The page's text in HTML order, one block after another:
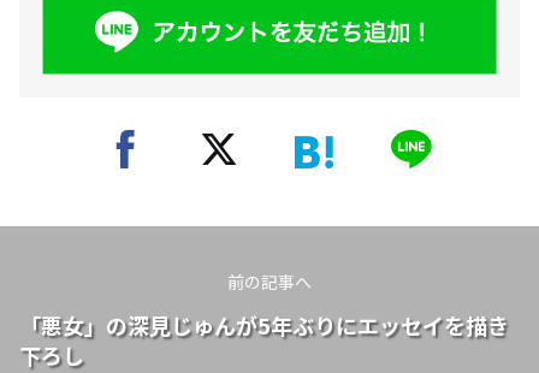
前の記事へ
「悪女」の深見じゅんが5年ぶりにエッセイを描き
下ろし